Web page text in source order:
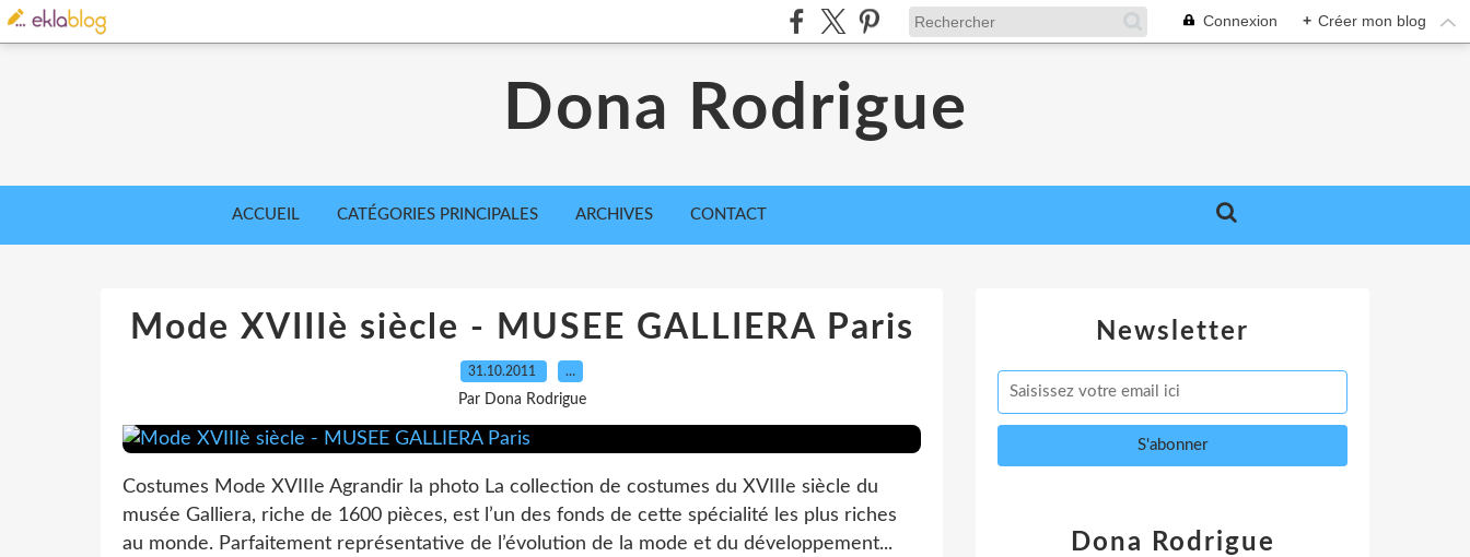
Connexion + Créer mon blog
Dona Rodrigue
ACCUEIL CATÉGORIES PRINCIPALES ARCHIVES CONTACT
Mode XVIIIè siècle - MUSEE GALLIERA Paris
31.10.2011 …
Par Dona Rodrigue
Costumes Mode XVIIIe Agrandir la photo La collection de costumes du XVIIIe siècle du
musée Galliera, riche de 1600 pièces, est l’un des fonds de cette spécialité les plus riches
au monde. Parfaitement représentative de l’évolution de la mode et du développement...
Newsletter
Dona Rodrigue